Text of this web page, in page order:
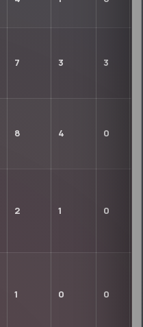
7 3 3
8 4 0
2 1 0
1 0 0